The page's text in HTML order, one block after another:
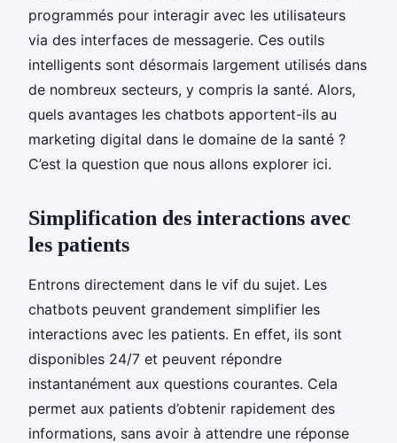
programmés pour interagir avec les utilisateurs
via des interfaces de messagerie. Ces outils
intelligents sont désormais largement utilisés dans
de nombreux secteurs, y compris la santé. Alors,
quels avantages les chatbots apportent-ils au
marketing digital dans le domaine de la santé ?
C’est la question que nous allons explorer ici.
Simplification des interactions avec
les patients
Entrons directement dans le vif du sujet. Les
chatbots peuvent grandement simplifier les
interactions avec les patients. En effet, ils sont
disponibles 24/7 et peuvent répondre
instantanément aux questions courantes. Cela
permet aux patients d’obtenir rapidement des
informations, sans avoir à attendre une réponse